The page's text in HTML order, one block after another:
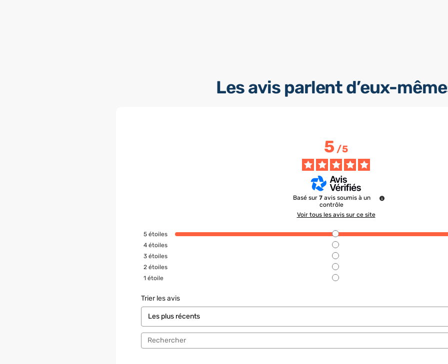
Les avis parlent d’eux-
5/5
Basé sur 7 avis soumis à un
contrôle
Voir tous les avis sur ce site
5 étoiles
4 étoiles
3 étoiles
2 étoiles
1 étoile
Trier les avis